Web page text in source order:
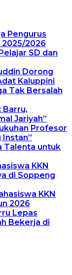
Pengurus
2025/2026
SD dan
Dorong
Kaluppini
Tak Bersalah
Barru,
Jariyah”
Profesor
Instan”
Talenta untuk
KKN
di Soppeng
KKN
2026
Lepas
Bekerja di